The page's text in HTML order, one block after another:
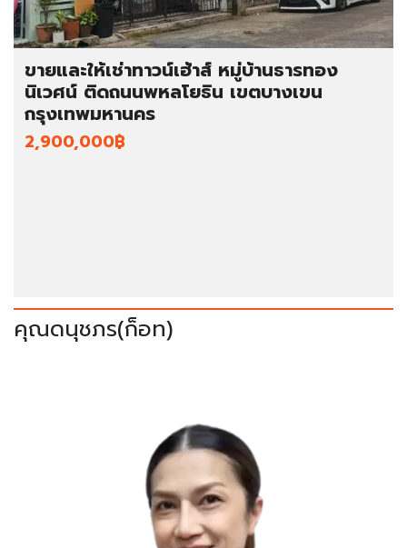
ขายและให้เช่าทาวน์เฮ้าส์ หมู่บ้านธารทอง
นิเวศน์ ติดถนนพหลโยธิน เขตบางเขน
กรุงเทพมหานคร
2,900,000฿
คุณดนุชภร(ก็อท)